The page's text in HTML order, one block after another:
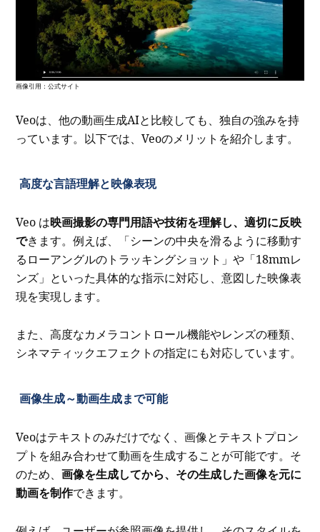
画像引用：公式サイト
Veoは、他の動画生成AIと比較しても、独自の強みを持
っています。以下では、Veoのメリットを紹介します。
高度な言語理解と映像表現
Veo は映画撮影の専門用語や技術を理解し、適切に反映
できます。例えば、「シーンの中央を滑るように移動す
るローアングルのトラッキングショット」や「18mmレ
ンズ」といった具体的な指示に対応し、意図した映像表
現を実現します。
また、高度なカメラコントロール機能やレンズの種類、
シネマティックエフェクトの指定にも対応しています。
画像生成～動画生成まで可能
Veoはテキストのみだけでなく、画像とテキストプロン
プトを組み合わせて動画を生成することが可能です。そ
のため、画像を生成してから、その生成した画像を元に
動画を制作できます。